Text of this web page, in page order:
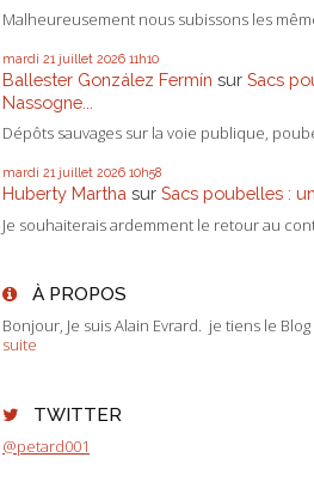
Malheureusement nous subissons les
mardi 21 juillet 2026 11h10
Ballester González Fermín sur Sacs
Nassogne...
Dépôts sauvages sur la voie publique,
mardi 21 juillet 2026 10h58
Huberty Martha sur Sacs poubelles :
Je souhaiterais ardemment le retour au
À PROPOS
Bonjour, Je suis Alain Evrard. je tiens le
suite
TWITTER
@petard001